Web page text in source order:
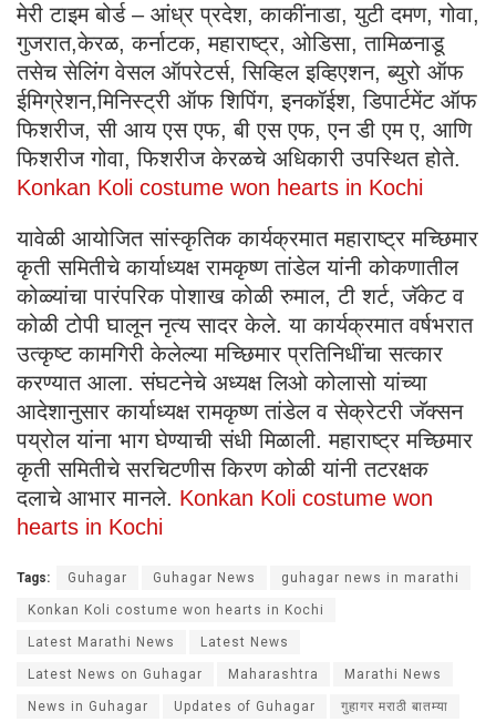
मेरी टाइम बोर्ड – आंध्र प्रदेश, काकींनाडा, युटी दमण, गोवा,
गुजरात,केरळ, कर्नाटक, महाराष्ट्र, ओडिसा, तामिळनाडू
तसेच सेलिंग वेसल ऑपरेटर्स, सिव्हिल इव्हिएशन, ब्युरो ऑफ
ईमिग्रेशन,मिनिस्ट्री ऑफ शिपिंग, इनकॉईश, डिपार्टमेंट ऑफ
फिशरीज, सी आय एस एफ, बी एस एफ, एन डी एम ए, आणि
फिशरीज गोवा, फिशरीज केरळचे अधिकारी उपस्थित होते.
Konkan Koli costume won hearts in Kochi
यावेळी आयोजित सांस्कृतिक कार्यक्रमात महाराष्ट्र मच्छिमार
कृती समितीचे कार्याध्यक्ष रामकृष्ण तांडेल यांनी कोकणातील
कोळ्यांचा पारंपरिक पोशाख कोळी रुमाल, टी शर्ट, जॅकेट व
कोळी टोपी घालून नृत्य सादर केले. या कार्यक्रमात वर्षभरात
उत्कृष्ट कामगिरी केलेल्या मच्छिमार प्रतिनिधींचा सत्कार
करण्यात आला. संघटनेचे अध्यक्ष लिओ कोलासो यांच्या
आदेशानुसार कार्याध्यक्ष रामकृष्ण तांडेल व सेक्रेटरी जॅक्सन
पय्रोल यांना भाग घेण्याची संधी मिळाली. महाराष्ट्र मच्छिमार
कृती समितीचे सरचिटणीस किरण कोळी यांनी तटरक्षक
दलाचे आभार मानले. Konkan Koli costume won
hearts in Kochi
Tags: Guhagar Guhagar News guhagar news in marathi
Konkan Koli costume won hearts in Kochi
Latest Marathi News Latest News
Latest News on Guhagar Maharashtra Marathi News
News in Guhagar Updates of Guhagar गुहागर मराठी बातम्या